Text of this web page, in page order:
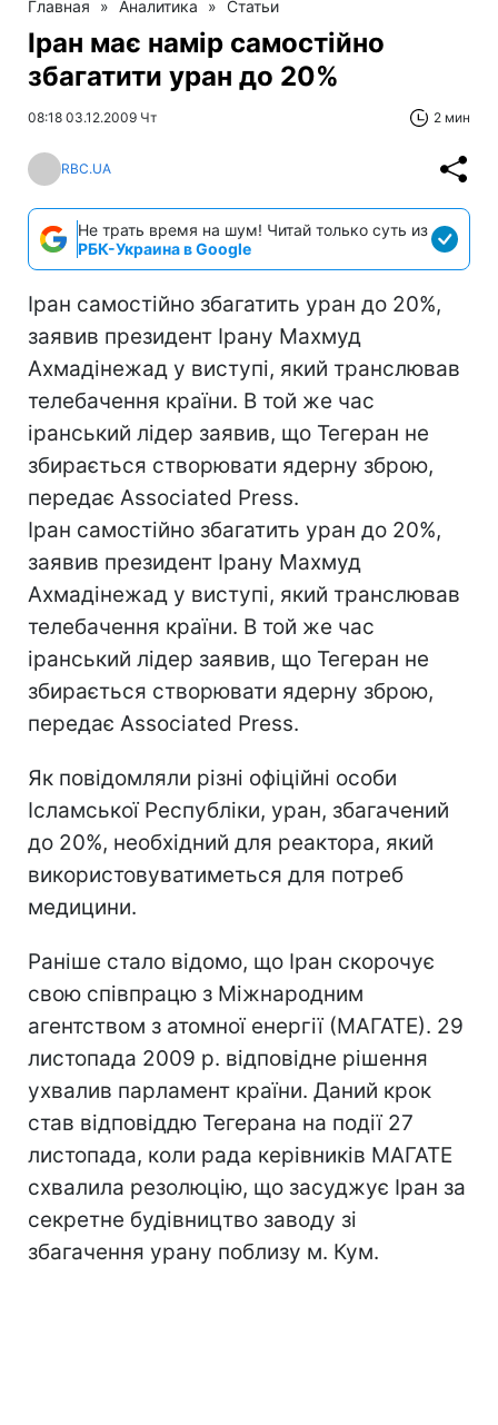
Главная » Аналитика » Статьи
Іран має намір самостійно
збагатити уран до 20%
08:18 03.12.2009 Чт 2 мин
RBC.UA
Не трать время на шум! Читай только суть из
РБК-Украина в Google
Іран самостійно збагатить уран до 20%,
заявив президент Ірану Махмуд
Ахмадінежад у виступі, який транслював
телебачення країни. В той же час
іранський лідер заявив, що Тегеран не
збирається створювати ядерну зброю,
передає Associated Press.
Іран самостійно збагатить уран до 20%,
заявив президент Ірану Махмуд
Ахмадінежад у виступі, який транслював
телебачення країни. В той же час
іранський лідер заявив, що Тегеран не
збирається створювати ядерну зброю,
передає Associated Press.
Як повідомляли різні офіційні особи
Ісламської Республіки, уран, збагачений
до 20%, необхідний для реактора, який
використовуватиметься для потреб
медицини.
Раніше стало відомо, що Іран скорочує
свою співпрацю з Міжнародним
агентством з атомної енергії (МАГАТЕ). 29
листопада 2009 р. відповідне рішення
ухвалив парламент країни. Даний крок
став відповіддю Тегерана на події 27
листопада, коли рада керівників МАГАТЕ
схвалила резолюцію, що засуджує Іран за
секретне будівництво заводу зі
збагачення урану поблизу м. Кум.